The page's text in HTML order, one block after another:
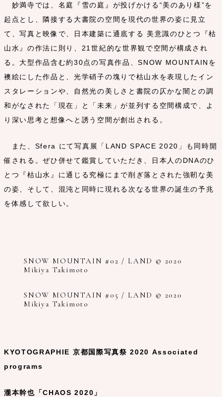
妙満寺では、名庭『雪の庭』が投げかける“美のあり様”を
起点とし、隣接する大書院の空間を現代の世界の姿に見立
て、写真と映像で、日本建築に通底する 美意識のひとつ『枯
山水』の作法に則り、21世紀的な世界観で空間が構成され
る。大型作品含む約30点の写真作品、SNOW MOUNTAINを
襖絵にした作品と、光学硝子の塊りで枯山水を表現したイン
スタレーションや、自然光の美しさと書院の仄かな闇との調
和がなされた「現在」と「未来」が並列する空間構成で、よ
り深い思考と想像へと誘う空間が創出される。
また、Sfera にて写真展「LAND SPACE 2020」も同時開
催される。ぜひ併せて鑑賞していただき、日本人のDNAのひ
とつ『枯山水』に通じる究極にまで削ぎ落とされた強靭な美
の姿、そして、混沌と同時に現れる次なる世界の誕生の予兆
を体感して欲しい。
SNOW MOUNTAIN #02 / LAND © 2020
Mikiya Takimoto
SNOW MOUNTAIN #05 / LAND © 2020
Mikiya Takimoto
KYOTOGRAPHIE 京都国際写真祭 2020 Associated
programs
瀧本幹也「CHAOS 2020」